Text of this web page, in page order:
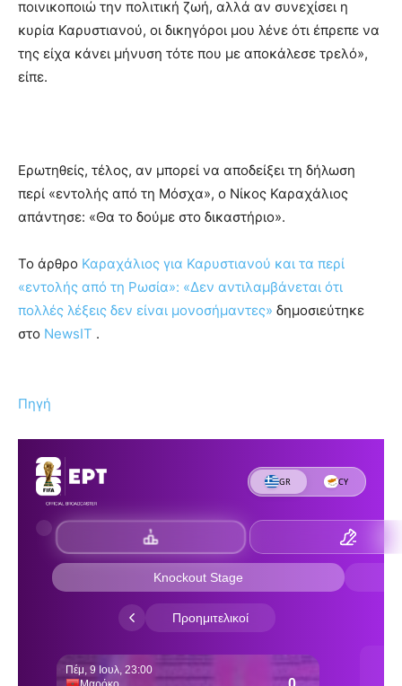
ποινικοποιώ την πολιτική ζωή, αλλά αν συνεχίσει η
κυρία Καρυστιανού, οι δικηγόροι μου λένε ότι έπρεπε να
της είχα κάνει μήνυση τότε που με αποκάλεσε τρελό»,
είπε.
Ερωτηθείς, τέλος, αν μπορεί να αποδείξει τη δήλωση
περί «εντολής από τη Μόσχα», ο Νίκος Καραχάλιος
απάντησε: «Θα το δούμε στο δικαστήριο».
To άρθρο Καραχάλιος για Καρυστιανού και τα περί
«εντολής από τη Ρωσία»: «Δεν αντιλαμβάνεται ότι
πολλές λέξεις δεν είναι μονοσήμαντες» δημοσιεύτηκε
στο NewsIT .
Πηγή